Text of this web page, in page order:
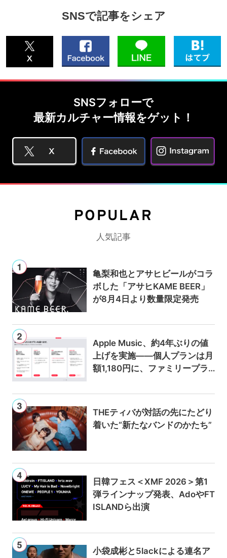
SNSで記事をシェア
SNSフォローで
最新カルチャー情報をゲット！
POPULAR
人気記事
亀梨和也とアサヒビールがコラ
ボした「アサヒKAME BEER」
が8月4日より数量限定発売
Apple Music、約4年ぶりの値
上げを実施——個人プランは月
額1,180円に、ファミリープラ
THEティバが対話の先にたどり
着いた“新たなバンドのかたち”
日韓フェス＜XMF 2026＞第1
弾ラインナップ発表、AdoやFT
ISLANDら出演
小袋成彬と5lackによる連名ア